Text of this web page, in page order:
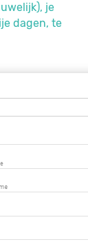
je
dagen, te